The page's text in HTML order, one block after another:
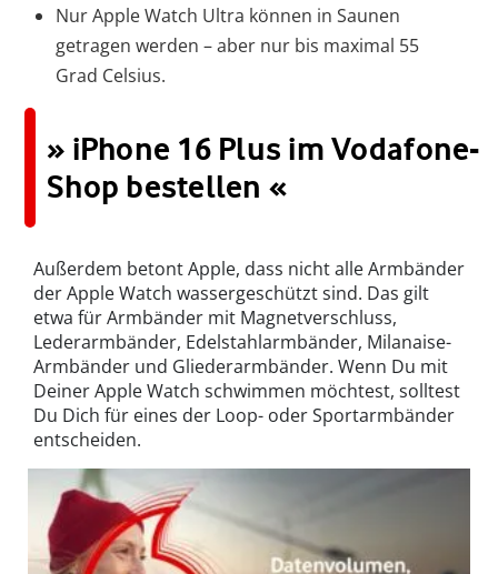
Nur Apple Watch Ultra können in Saunen
getragen werden – aber nur bis maximal 55
Grad Celsius.
» iPhone 16 Plus im Vodafone-
Shop bestellen «
Außerdem betont Apple, dass nicht alle Armbänder
der Apple Watch wassergeschützt sind. Das gilt
etwa für Armbänder mit Magnetverschluss,
Lederarmbänder, Edelstahlarmbänder, Milanaise-
Armbänder und Gliederarmbänder. Wenn Du mit
Deiner Apple Watch schwimmen möchtest, solltest
Du Dich für eines der Loop- oder Sportarmbänder
entscheiden.